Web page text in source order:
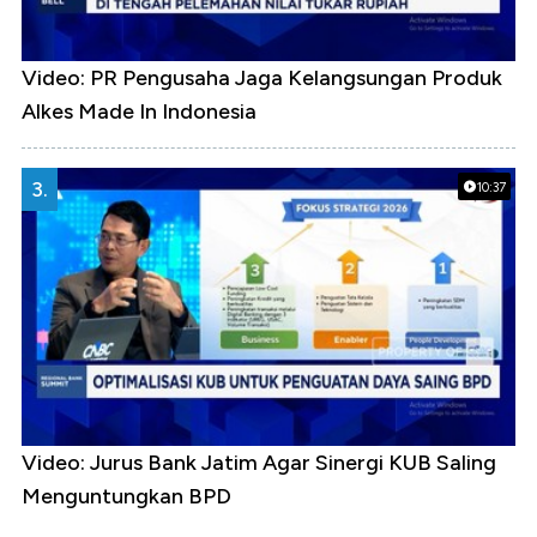
Video: PR Pengusaha Jaga Kelangsungan Produk
Alkes Made In Indonesia
10:37
3.
Video: Jurus Bank Jatim Agar Sinergi KUB Saling
Menguntungkan BPD